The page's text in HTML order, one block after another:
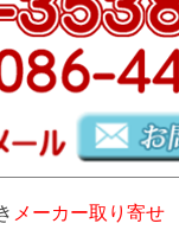
メーカー取り寄せ